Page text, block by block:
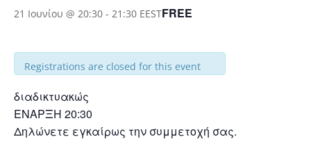
21 Ιουνίου @ 20:30 - 21:30 EESTFREE
Registrations are closed for this event
διαδικτυακώς
ΕΝΑΡΞΗ 20:30
Δηλώνετε εγκαίρως την συμμετοχή σας.